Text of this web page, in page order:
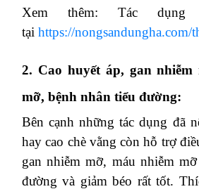
Xem thêm: Tác
tại https://nongsandungha.com/
2. Cao huyết áp, gan nhiễm
mỡ, bệnh nhân tiểu đường:
Bên cạnh những tác dụng đã
hay cao chè vằng còn hỗ trợ
gan nhiễm mỡ, máu nhiễm
đường và giảm béo rất tốt.